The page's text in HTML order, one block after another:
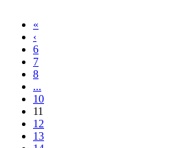
«
‹
6
7
8
...
10
11
12
13